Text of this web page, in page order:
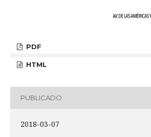
PDF
HTML
PUBLICADO
2018-03-07